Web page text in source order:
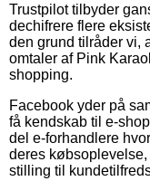
Trustpilot tilbyder
dechifrere flere
den grund tilråder vi,
omtaler af Pink
shopping.
Facebook yder på
få kendskab til e-
del e-forhandlere
deres
stilling til